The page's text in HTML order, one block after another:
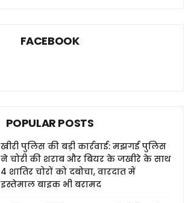
FACEBOOK
POPULAR POSTS
खीरी पुलिस की बड़ी कार्रवाई: मझगई पुलिस
ने चोरी की शराब और बियर के जखीरे के साथ
4 शातिर चोरों को दबोचा, वारदात में
इस्तेमाल बाइक भी बरामद